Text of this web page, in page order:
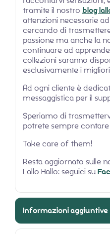
tramite il nostro blog
attenzioni necessarie
cercando di
passione ma anche la
continuare ad
collezioni saranno
esclusivamente i
Ad ogni cliente è
messaggistica per il
Speriamo di
potrete sempre
Take care of them!
Resta aggiornato sulle
Lallo Hallo: seguici su
Informazioni aggiuntive